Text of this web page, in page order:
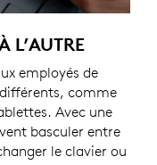
L’AUTRE
employés de
comme
Avec une
basculer entre
le clavier ou